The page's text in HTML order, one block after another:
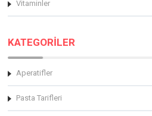
Vitaminler
KATEGORİLER
Aperatifler
Pasta Tarifleri